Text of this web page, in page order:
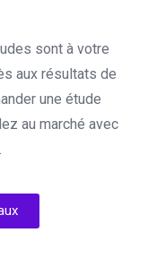
sont à votre
aux résultats de
une étude
au marché avec